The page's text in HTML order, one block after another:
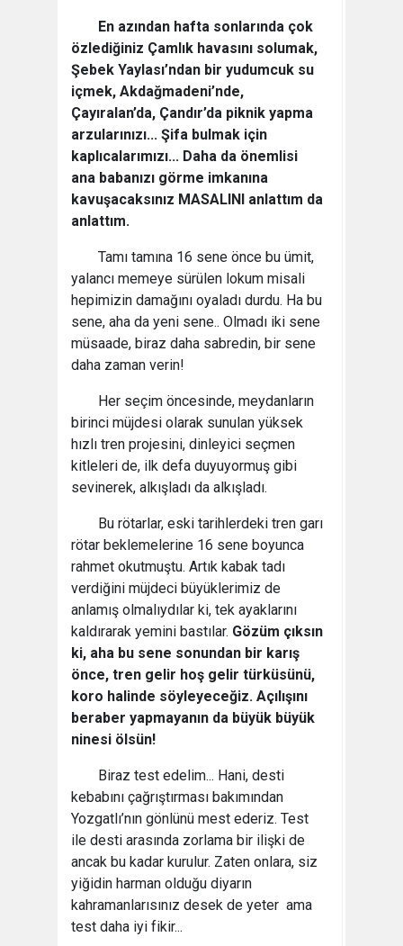
En azından hafta sonlarında çok
özlediğiniz Çamlık havasını solumak,
Şebek Yaylası’ndan bir yudumcuk su
içmek, Akdağmadeni’nde,
Çayıralan’da, Çandır’da piknik yapma
arzularınızı... Şifa bulmak için
kaplıcalarımızı... Daha da önemlisi
ana babanızı görme imkanına
kavuşacaksınız MASALINI anlattım da
anlattım.
Tamı tamına 16 sene önce bu ümit,
yalancı memeye sürülen lokum misali
hepimizin damağını oyaladı durdu. Ha bu
sene, aha da yeni sene.. Olmadı iki sene
müsaade, biraz daha sabredin, bir sene
daha zaman verin!
Her seçim öncesinde, meydanların
birinci müjdesi olarak sunulan yüksek
hızlı tren projesini, dinleyici seçmen
kitleleri de, ilk defa duyuyormuş gibi
sevinerek, alkışladı da alkışladı.
Bu rötarlar, eski tarihlerdeki tren garı
rötar beklemelerine 16 sene boyunca
rahmet okutmuştu. Artık kabak tadı
verdiğini müjdeci büyüklerimiz de
anlamış olmalıydılar ki, tek ayaklarını
kaldırarak yemini bastılar. Gözüm çıksın
ki, aha bu sene sonundan bir karış
önce, tren gelir hoş gelir türküsünü,
koro halinde söyleyeceğiz. Açılışını
beraber yapmayanın da büyük büyük
ninesi ölsün!
Biraz test edelim... Hani, desti
kebabını çağrıştırması bakımından
Yozgatlı’nın gönlünü mest ederiz. Test
ile desti arasında zorlama bir ilişki de
ancak bu kadar kurulur. Zaten onlara, siz
yiğidin harman olduğu diyarın
kahramanlarısınız desek de yeter ama
test daha iyi fikir...